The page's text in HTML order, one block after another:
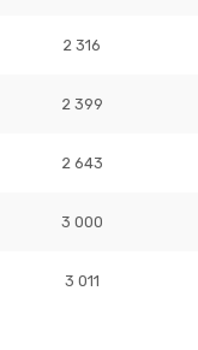
2 316
2 399
2 643
3 000
3 011